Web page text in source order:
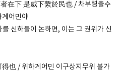
在下 是威下繫於民也 / 차부령출수
어민야
신하들이 논하면, 이는 그 권위가 신
也 / 위하계어민 이구상지무위 불가